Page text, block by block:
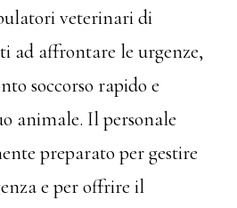
veterinari di
ad affrontare le urgenze,
soccorso rapido e
animale. Il personale
preparato per gestire
e per offrire il